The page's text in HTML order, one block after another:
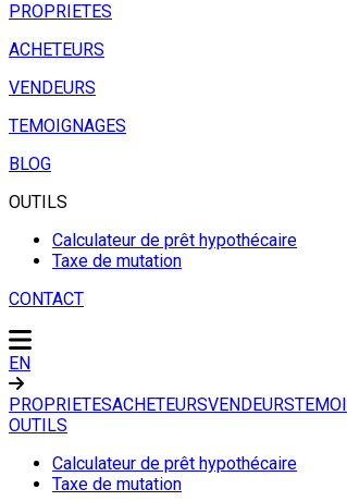
PROPRIETES
ACHETEURS
VENDEURS
TEMOIGNAGES
BLOG
OUTILS
Calculateur de prêt hypothécaire
Taxe de mutation
CONTACT
EN
PROPRIETESACHETEURSVENDEURS
OUTILS
Calculateur de prêt hypothécaire
Taxe de mutation